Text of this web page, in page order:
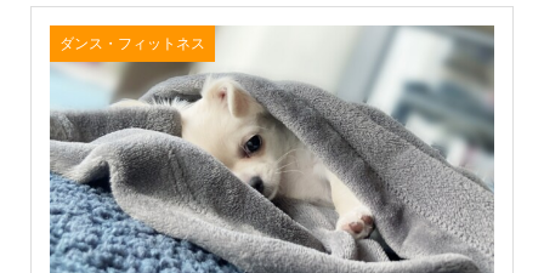
ダンス・フィットネス